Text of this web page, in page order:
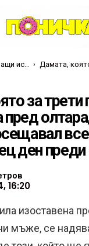
Дамата, която за трети път е изоставена пред олтара, научава, че баща ѝ е посещавал всеки
за трети
ден преди
16:20
изоставена
мъже, се